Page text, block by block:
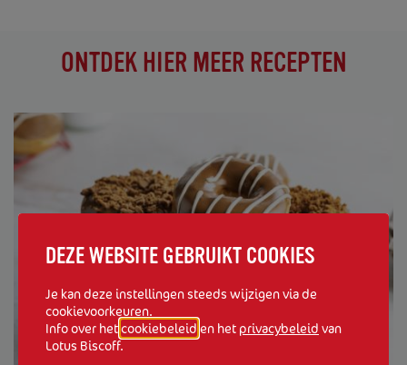
ONTDEK HIER MEER RECEPTEN
DEZE WEBSITE GEBRUIKT COOKIES
Je kan deze instellingen steeds wijzigen via de
cookievoorkeuren.
Info over hetcookiebeleid en het privacybeleid van
Lotus Biscoff.